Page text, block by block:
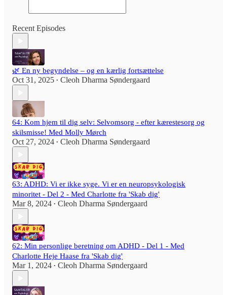
Recent Episodes
🌿 En ny begyndelse – og en kærlig fortsættelse
Oct 31, 2025 • Cleoh Dharma Søndergaard
64: Kom hjem til dig selv: Selvomsorg - efter kærestesorg og
skilsmisse! Med Molly Mørch
Oct 27, 2024 • Cleoh Dharma Søndergaard
63: ADHD: Vi er ikke syge. Vi er en neuropsykologisk
minoritet - Del 2 - Med Charlotte fra 'Skab dig'
Mar 8, 2024 • Cleoh Dharma Søndergaard
62: Min personlige beretning om ADHD - Del 1 - Med
Charlotte Heje Haase fra 'Skab dig'
Mar 1, 2024 • Cleoh Dharma Søndergaard